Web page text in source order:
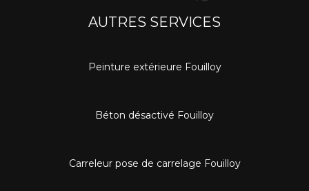
AUTRES SERVICES
Peinture extérieure Fouilloy
Béton désactivé Fouilloy
Carreleur pose de carrelage Fouilloy